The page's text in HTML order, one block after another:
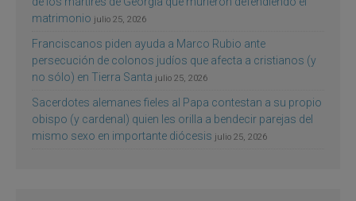
matrimonio julio 25, 2026
Franciscanos piden ayuda a Marco Rubio ante
persecución de colonos judíos que afecta a cristianos (y
no sólo) en Tierra Santa julio 25, 2026
Sacerdotes alemanes fieles al Papa contestan a su propio
obispo (y cardenal) quien les orilla a bendecir parejas del
mismo sexo en importante diócesis julio 25, 2026